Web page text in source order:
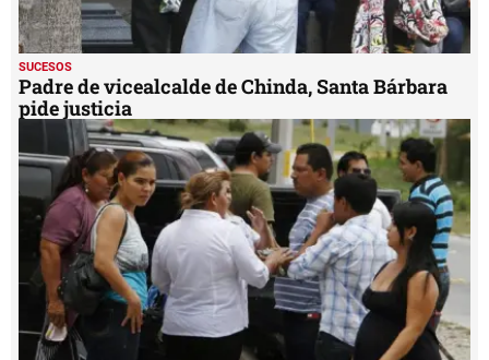
SUCESOS
Padre de vicealcalde de Chinda, Santa Bárbara
pide justicia